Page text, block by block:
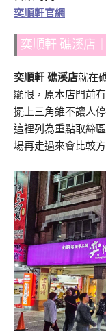
奕順軒官網
奕順軒 礁溪店
奕順軒 礁溪店就在
顯眼，原本店門前
擺上三角錐不讓人
這裡列為重點取締
場再走過來會比較